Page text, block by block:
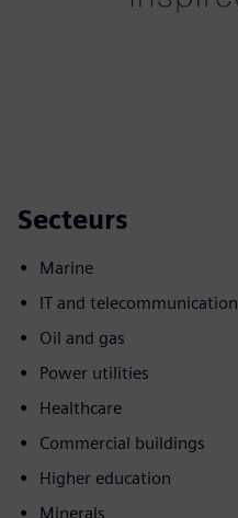
Secteurs
Marine
IT and telecommunication
Oil and gas
Power utilities
Healthcare
Commercial buildings
Higher education
Minerals